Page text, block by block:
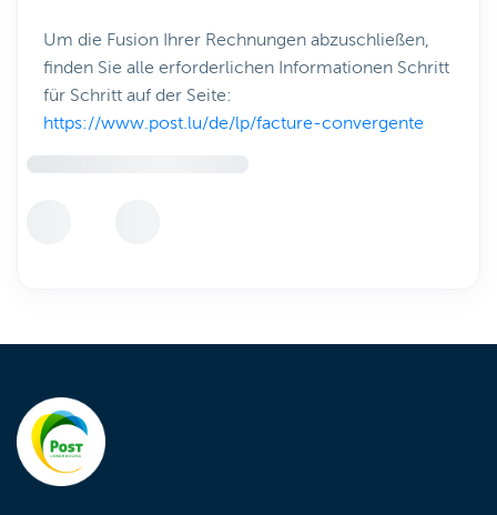
Um die Fusion Ihrer Rechnungen abzuschließen,
finden Sie alle erforderlichen Informationen Schritt
für Schritt auf der Seite:
https://www.post.lu/de/lp/facture-convergente